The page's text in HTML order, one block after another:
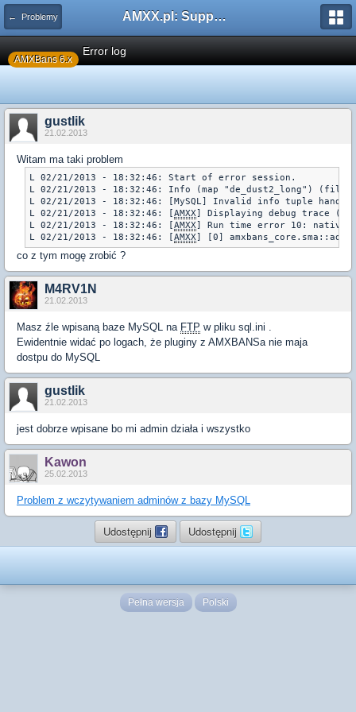
← Problemy AMXX.pl: Support AMX Mod X i SourceMod
AMXBans 6.x
Error log
gustlik
21.02.2013
Witam ma taki problem
L 02/21/2013 - 18:32:46: Start of error session.
L 02/21/2013 - 18:32:46: Info (map "de_dust2_long") (file
L 02/21/2013 - 18:32:46: [MySQL] Invalid info tuple
L 02/21/2013 - 18:32:46: [AMXX] Displaying debug trace
L 02/21/2013 - 18:32:46: [AMXX] Run time error 10: native
L 02/21/2013 - 18:32:46: [AMXX ]	[0]
co z tym mogę zrobić ?
M4RV1N
21.02.2013
Masz źle wpisaną baze MySQL na FTP w pliku sql.ini .
Ewidentnie widać po logach, że pluginy z AMXBANSa nie maja
dostpu do MySQL
gustlik
21.02.2013
jest dobrze wpisane bo mi admin działa i wszystko
Kawon
25.02.2013
Problem z wczytywaniem adminów z bazy MySQL
Udostępnij Udostępnij
Pełna wersja Polski